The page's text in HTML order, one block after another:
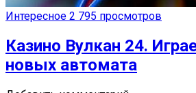
Интересное 2 795 просмотров
Казино Вулкан 24.
новых автомата